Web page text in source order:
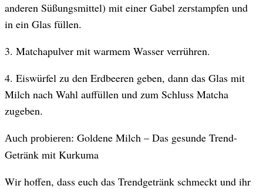
anderen Süßungsmittel) mit einer Gabel zerstampfen und
in ein Glas füllen.
3. Matchapulver mit warmem Wasser verrühren.
4. Eiswürfel zu den Erdbeeren geben, dann das Glas mit
Milch nach Wahl auffüllen und zum Schluss Matcha
zugeben.
Auch probieren: Goldene Milch – Das gesunde Trend-
Getränk mit Kurkuma
Wir hoffen, dass euch das Trendgetränk schmeckt und ihr